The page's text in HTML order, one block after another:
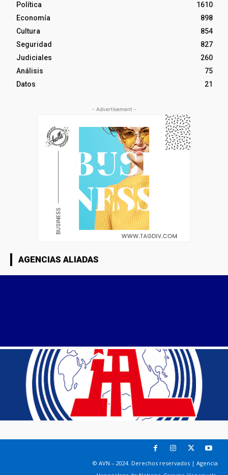
Política
1610
Economía
898
Cultura
854
Seguridad
827
Judiciales
260
Análisis
75
Datos
21
- Advertisement -
AGENCIAS ALIADAS
© AVN – 2024. Derechos reservados | Agencia